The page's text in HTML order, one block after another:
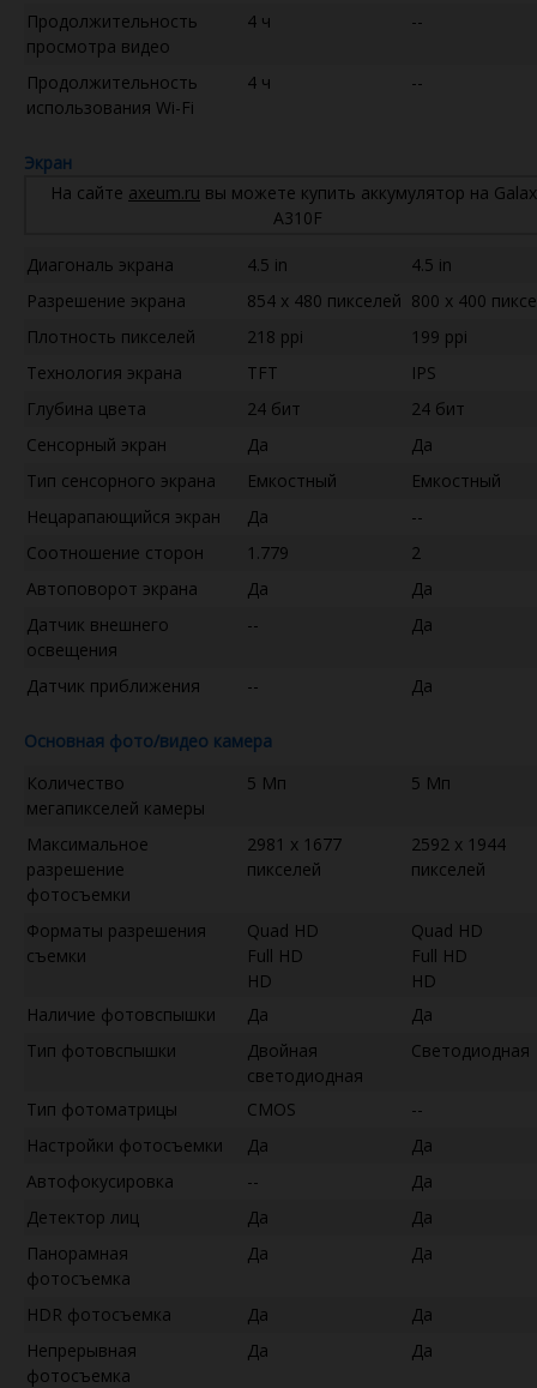
Продолжительность
просмотра видео
4 ч --
Продолжительность
использования Wi-Fi
4 ч --
Экран
На сайте axeum.ru вы можете купить аккумулятор на
A310F
Диагональ экрана 4.5 in
4.5 in
Разрешение экрана
854 x 480 пикселей 800 x 400
Плотность пикселей
218 ppi
199 ppi
Технология экрана
TFT
IPS
Глубина цвета
24 бит
24 бит
Сенсорный экран
Да
Да
Тип сенсорного экрана
Емкостный
Емкостный
Нецарапающийся экран
Да
--
Соотношение сторон
1.779
2
Автоповорот экрана
Да
Да
Датчик внешнего
освещения
-- Да
Датчик приближения -- Да
Основная фото/видео камера
Количество
мегапикселей камеры
5 Мп 5 Мп
Максимальное
разрешение
фотосъемки
2981 x 1677
пикселей
2592 x 1944
пикселей
Форматы разрешения
съемки
Quad HD
Full HD
HD
Quad HD
Full HD
HD
Наличие фотовспышки
Да
Да
Тип фотовспышки
Двойная
светодиодная
Светодиодная
Тип фотоматрицы CMOS
--
Настройки фотосъемки
Да
Да
Автофокусировка
--
Да
Детектор лиц
Да
Да
Панорамная
фотосъемка
Да Да
HDR фотосъемка Да
Да
Непрерывная
фотосъемка
Да Да